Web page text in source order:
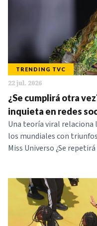
TRENDING TVC
22 jul. 2026
¿Se cumplirá otra
inquieta en redes
Una teoría viral relaciona
los mundiales con
Miss Universo ¿Se